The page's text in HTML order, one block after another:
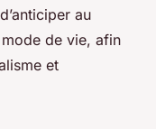
au
de vie, afin
et